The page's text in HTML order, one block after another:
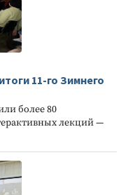
11-го Зимнего
более 80
лекций —